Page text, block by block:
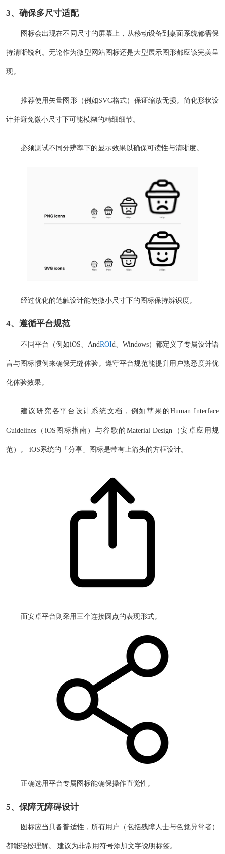
3、确保多尺寸适配
图标会出现在不同尺寸的屏幕上，从移动设备到桌面系统都需保
持清晰锐利。无论作为微型网站图标还是大型展示图形都应该完美呈
现。
推荐使用矢量图形（例如SVG格式）保证缩放无损。简化形状设
计并避免微小尺寸下可能模糊的精细细节。
必须测试不同分辨率下的显示效果以确保可读性与清晰度。
经过优化的笔触设计能使微小尺寸下的图标保持辨识度。
4、遵循平台规范
不同平台（例如iOS、AndROId、Windows）都定义了专属设计语
言与图标惯例来确保无缝体验。遵守平台规范能提升用户熟悉度并优
化体验效果。
建议研究各平台设计系统文档，例如苹果的Human Interface
Guidelines（iOS图标指南）与谷歌的Material Design（安卓应用规
范）。 iOS系统的「分享」图标是带有上箭头的方框设计。
而安卓平台则采用三个连接圆点的表现形式。
正确选用平台专属图标能确保操作直觉性。
5、保障无障碍设计
图标应当具备普适性，所有用户（包括残障人士与色觉异常者）
都能轻松理解。 建议为非常用符号添加文字说明标签。